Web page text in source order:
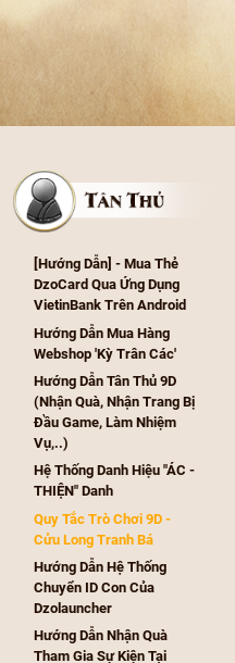
[Hướng Dẫn] - Mua Thẻ
DzoCard Qua Ứng Dụng
VietinBank Trên Android
Hướng Dẫn Mua Hàng
Webshop 'Kỳ Trân Các'
Hướng Dẫn Tân Thủ 9D
(Nhận Quà, Nhận Trang Bị
Đầu Game, Làm Nhiệm